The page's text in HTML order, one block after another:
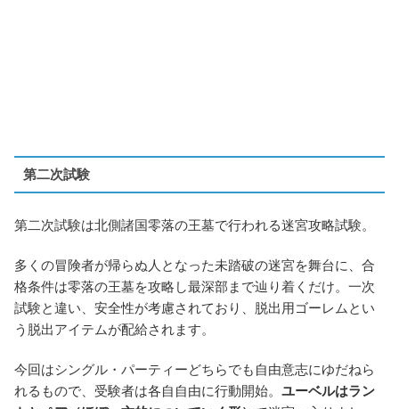
第二次試験
第二次試験は北側諸国零落の王墓で行われる迷宮攻略試験。
多くの冒険者が帰らぬ人となった未踏破の迷宮を舞台に、合
格条件は零落の王墓を攻略し最深部まで辿り着くだけ。一次
試験と違い、安全性が考慮されており、脱出用ゴーレムとい
う脱出アイテムが配給されます。
今回はシングル・パーティーどちらでも自由意志にゆだねら
れるもので、受験者は各自自由に行動開始。 ユーベルはラン